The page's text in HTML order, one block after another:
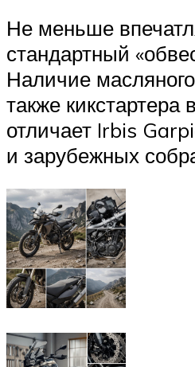
Не меньше
стандартный
Наличие
также кикстартера
отличает Irbis
и зарубежных